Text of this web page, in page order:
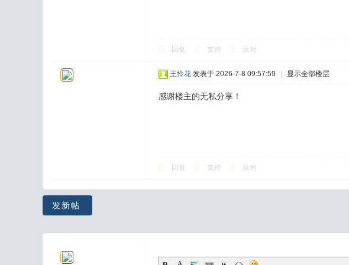
回复 支持 反对
王怜花 发表于 2026-7-8 09:57:59 显示全部楼层
感谢楼主的无私分享！
回复 支持 反对
发新帖